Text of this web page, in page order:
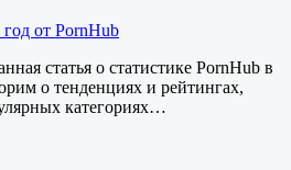
от PornHub
статья о статистике PornHub в
о тенденциях и рейтингах,
категориях…